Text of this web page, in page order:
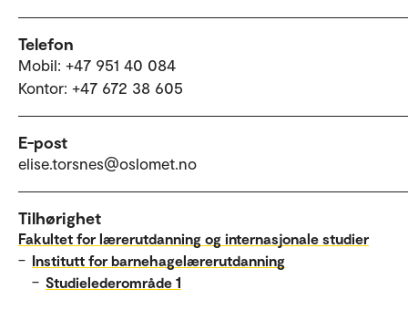
Telefon
Mobil: +47 951 40 084
Kontor: +47 672 38 605
E-post
elise.torsnes@oslomet.no
Tilhørighet
Fakultet for lærerutdanning og internasjonale studier
– Institutt for barnehagelærerutdanning
– Studielederområde 1